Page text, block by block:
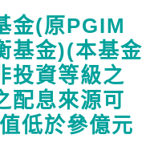
金(原PGIM
基金)(本基金
投資等級之
配息來源可
低於參億元